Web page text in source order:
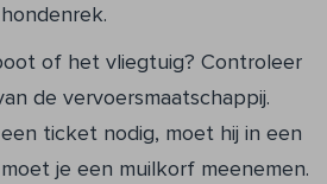
of het vliegtuig? Controleer
de vervoersmaatschappij.
ticket nodig, moet hij in een
je een muilkorf meenemen.